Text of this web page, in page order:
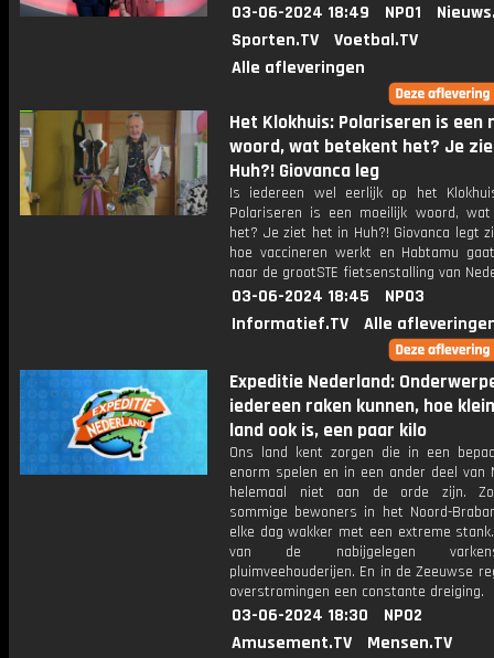
03-06-2024 18:49 NPO1
Sporten.TV
Voetbal.TV
Alle afleveringen
Het Klokhuis: Polariseren is een
woord, wat betekent het? Je
Huh?! Giovanca leg
Is iedereen wel eerlijk op het
Polariseren is een moeilijk woord,
het? Je ziet het in Huh?! Giovanca legt
hoe vaccineren werkt en Habtamu
naar de grootSTE fietsenstalling van
03-06-2024 18:45
NPO3
Informatief.TV
Alle
Expeditie Nederland:
iedereen raken kunnen, hoe
land ook is, een paar kilo
Ons land kent zorgen die in een
enorm spelen en in een ander deel van
helemaal niet aan de orde zijn.
sommige bewoners in het Noord-
elke dag wakker met een extreme
van de nabijgelegen
pluimveehouderijen. En in de Zeeuwse
overstromingen een constante dreiging.
03-06-2024 18:30
NPO2
Amusement.TV
Mensen.TV